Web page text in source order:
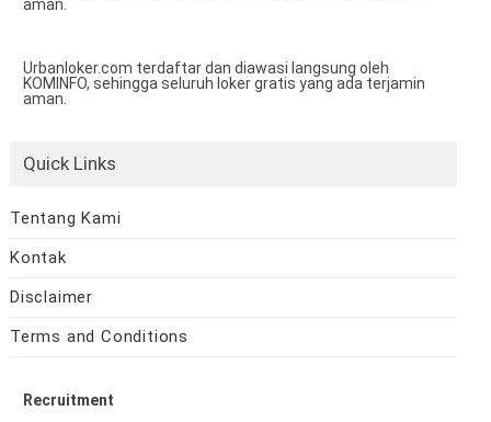
aman.
Urbanloker.com terdaftar dan diawasi langsung oleh
KOMINFO, sehingga seluruh loker gratis yang ada terjamin
aman.
Quick Links
Tentang Kami
Kontak
Disclaimer
Terms and Conditions
Recruitment